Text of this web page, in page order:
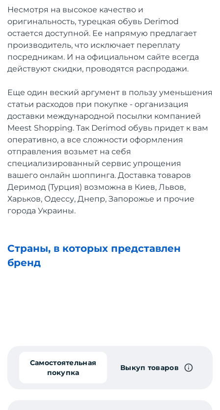
Несмотря на высокое качество и
оригинальность, турецкая обувь Derimod
остается доступной. Ее напрямую предлагает
производитель, что исключает переплату
посредникам. И на официальном сайте всегда
действуют скидки, проводятся распродажи.
Еще один веский аргумент в пользу уменьшения
статьи расходов при покупке - организация
доставки международной посылки компанией
Meest Shopping. Так Derimod обувь придет к вам
оперативно, а все сложности оформления
отправления возьмет на себя
специализированный сервис упрощения
вашего онлайн шоппинга. Доставка товаров
Деримод (Турция) возможна в Киев, Львов,
Харьков, Одессу, Днепр, Запорожье и прочие
города Украины.
Страны, в которых представлен
бренд
Самостоятельная
покупка
Выкуп товаров